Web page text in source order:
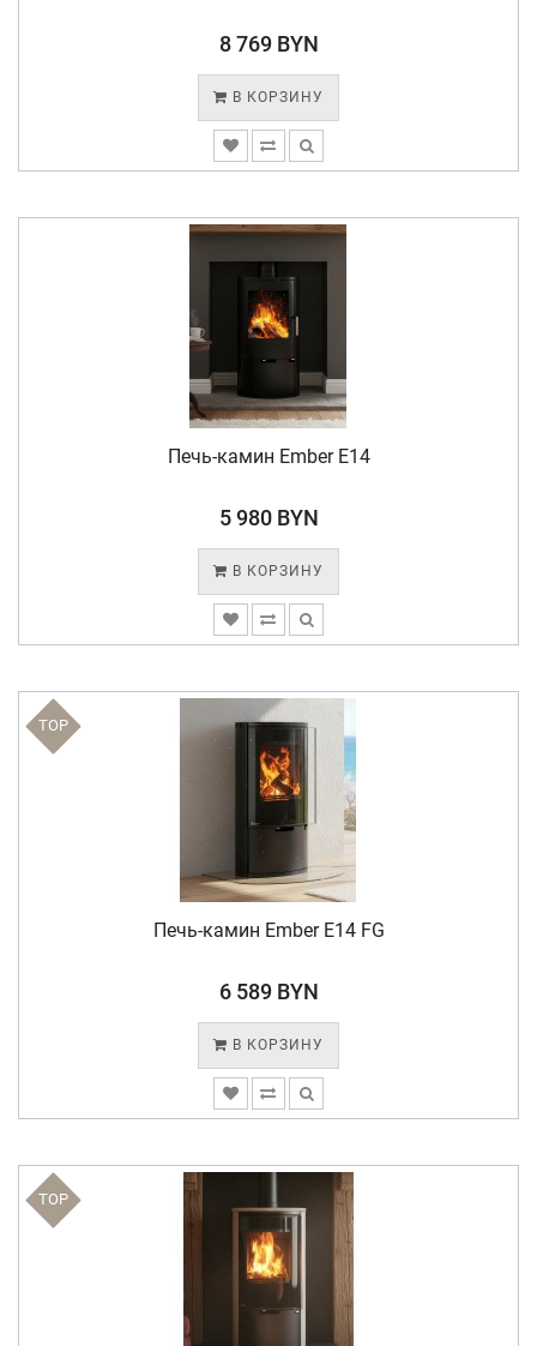
8 769 BYN
В КОРЗИНУ
Печь-камин Ember E14
5 980 BYN
В КОРЗИНУ
TOP
Печь-камин Ember E14 FG
6 589 BYN
В КОРЗИНУ
TOP